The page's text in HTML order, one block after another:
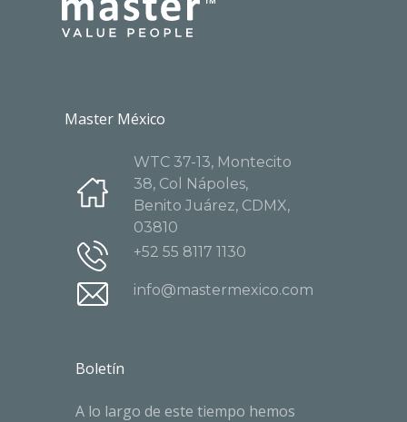
Master México
WTC 37-13, Montecito
38, Col Nápoles,
Benito Juárez, CDMX,
03810
+52 55 8117 1130
info@mastermexico.com
Boletín
A lo largo de este tiempo hemos